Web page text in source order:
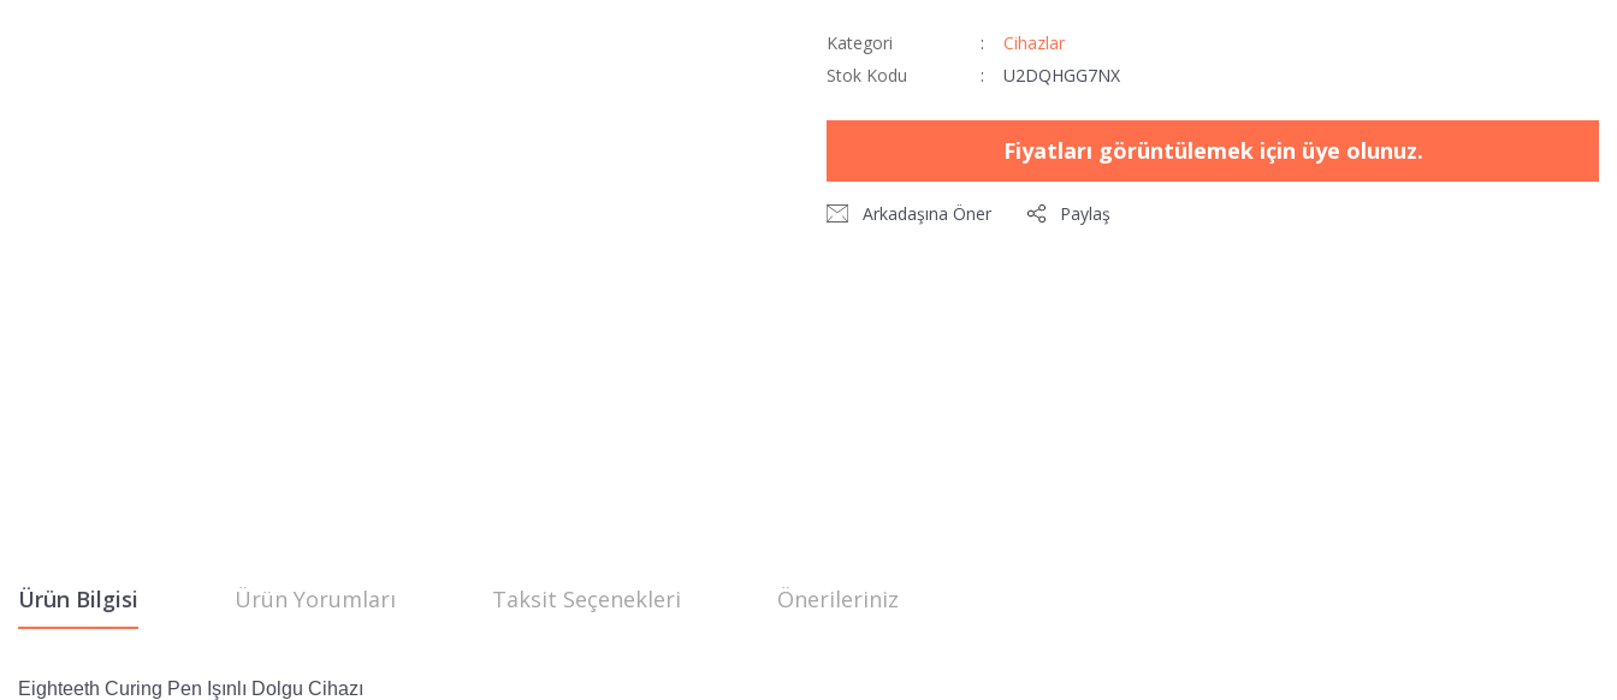
Kategori
Cihazlar
Stok Kodu
U2DQHGG7NX
Fiyatları görüntülemek için üye olunuz.
Arkadaşına Öner Paylaş
Ürün Bilgisi Ürün Yorumları Taksit Seçenekleri Önerileriniz
Eighteeth Curing Pen Işınlı Dolgu Cihazı